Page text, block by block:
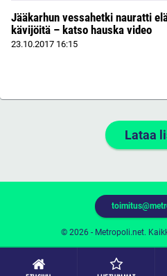
Jääkarhun vessahetki nauratti
kävijöitä – katso hauska video
23.10.2017 16:15
Lataa
© 2026 - Metropoli.net.